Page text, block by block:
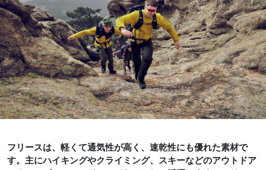
フリースは、軽くて通気性が高く、速乾性にも優れた素材で
す。主にハイキングやクライミング、スキーなどのアウトドア